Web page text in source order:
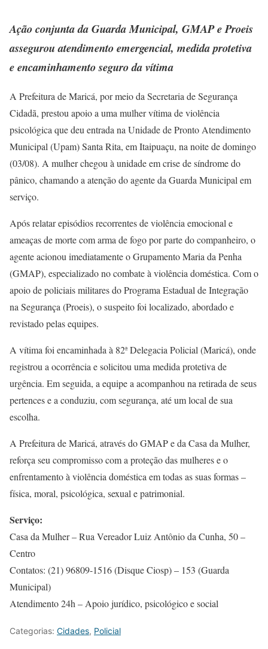
Ação conjunta da Guarda Municipal, GMAP e Proeis
assegurou atendimento emergencial, medida protetiva
e encaminhamento seguro da vítima
A Prefeitura de Maricá, por meio da Secretaria de Segurança
Cidadã, prestou apoio a uma mulher vítima de violência
psicológica que deu entrada na Unidade de Pronto Atendimento
Municipal (Upam) Santa Rita, em Itaipuaçu, na noite de domingo
(03/08). A mulher chegou à unidade em crise de síndrome do
pânico, chamando a atenção do agente da Guarda Municipal em
serviço.
Após relatar episódios recorrentes de violência emocional e
ameaças de morte com arma de fogo por parte do companheiro, o
agente acionou imediatamente o Grupamento Maria da Penha
(GMAP), especializado no combate à violência doméstica. Com o
apoio de policiais militares do Programa Estadual de Integração
na Segurança (Proeis), o suspeito foi localizado, abordado e
revistado pelas equipes.
A vítima foi encaminhada à 82ª Delegacia Policial (Maricá), onde
registrou a ocorrência e solicitou uma medida protetiva de
urgência. Em seguida, a equipe a acompanhou na retirada de seus
pertences e a conduziu, com segurança, até um local de sua
escolha.
A Prefeitura de Maricá, através do GMAP e da Casa da Mulher,
reforça seu compromisso com a proteção das mulheres e o
enfrentamento à violência doméstica em todas as suas formas –
física, moral, psicológica, sexual e patrimonial.
Serviço:
Casa da Mulher – Rua Vereador Luiz Antônio da Cunha, 50 –
Centro
Contatos: (21) 96809-1516 (Disque Ciosp) – 153 (Guarda
Municipal)
Atendimento 24h – Apoio jurídico, psicológico e social
Categorias: Cidades, Policial